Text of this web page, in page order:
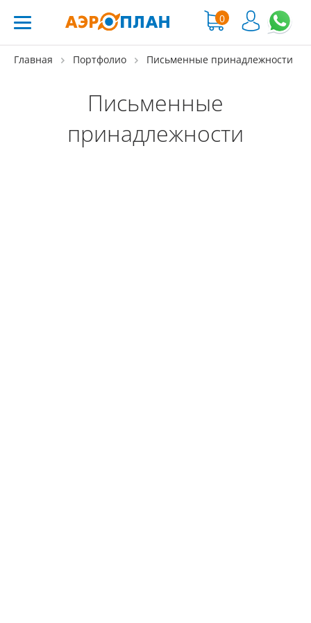
0
Главная Портфолио Письменные принадлежности
Письменные
принадлежности